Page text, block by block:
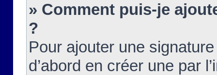
» Comment puis-je
?
Pour ajouter une
d’abord en créer une par